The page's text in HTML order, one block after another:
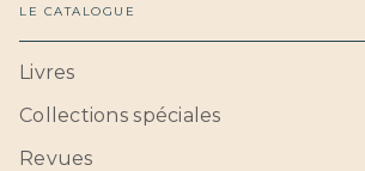
LE CATALOGUE
Livres
Collections spéciales
Revues